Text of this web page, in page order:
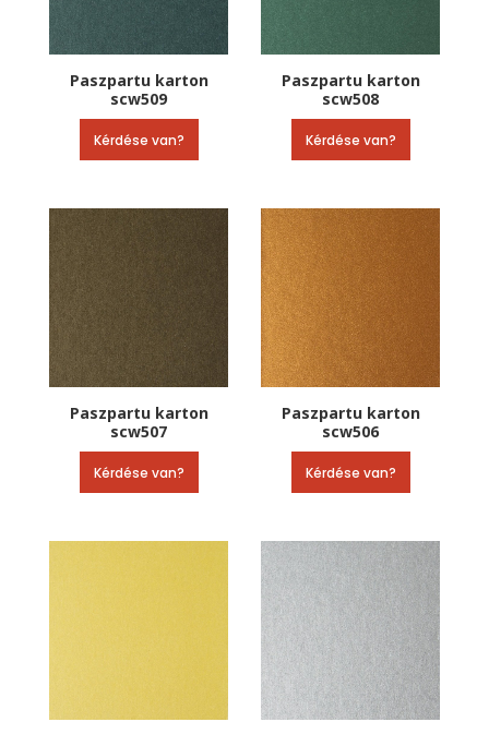
Paszpartu karton
scw509
Kérdése van?
Paszpartu karton
scw508
Kérdése van?
Paszpartu karton
scw507
Kérdése van?
Paszpartu karton
scw506
Kérdése van?